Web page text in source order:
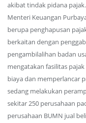
akibat tindak pidana
Menteri Keuangan
berupa penghapusan
berkaitan dengan
pengambilalihan badan
mengatakan fasilitas
biaya dan memperlancar
sedang melakukan
sekitar 250 perusahaan
perusahaan BUMN jual